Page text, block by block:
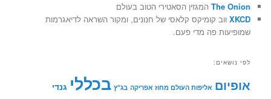
The Onion המגזין הסאטירי הטוב בעולם
XKCD ווב קומיקס קלאסי של חנונים, ומקור השראה לדיאגרמות
שמופיעות פה מדי פעם.
לפי נושאים:
אופיום אליפות העולם מחוז אפריקה בג"ץ בכללי גנדי